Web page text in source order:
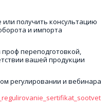
получить консультацию
и импорта
переподготовкой,
вашей продукции
регулировании и вебинара